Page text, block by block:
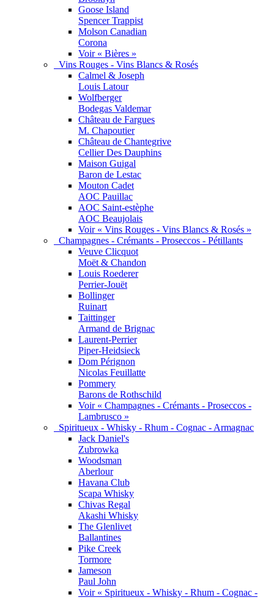
Goose Island
Spencer Trappist
Molson Canadian
Corona
Voir « Bières »
Vins Rouges - Vins Blancs & Rosés
Calmel & Joseph
Louis Latour
Wolfberger
Bodegas Valdemar
Château de Fargues
M. Chapoutier
Château de Chantegrive
Cellier Des Dauphins
Maison Guigal
Baron de Lestac
Mouton Cadet
AOC Pauillac
AOC Saint-estèphe
AOC Beaujolais
Voir « Vins Rouges - Vins Blancs & Rosés »
Champagnes - Crémants - Proseccos - Pétillants
Veuve Clicquot
Moët & Chandon
Louis Roederer
Perrier-Jouët
Bollinger
Ruinart
Taittinger
Armand de Brignac
Laurent-Perrier
Piper-Heidsieck
Dom Pérignon
Nicolas Feuillatte
Pommery
Barons de Rothschild
Voir « Champagnes - Crémants - Proseccos -
Lambrusco »
Spiritueux - Whisky - Rhum - Cognac - Armagnac
Jack Daniel's
Zubrowka
Woodsman
Aberlour
Havana Club
Scapa Whisky
Chivas Regal
Akashi Whisky
The Glenlivet
Ballantines
Pike Creek
Tormore
Jameson
Paul John
Voir « Spiritueux - Whisky - Rhum - Cognac -